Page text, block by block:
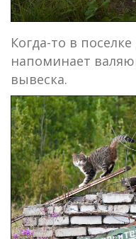
Когда-то в
напоминает
вывеска.